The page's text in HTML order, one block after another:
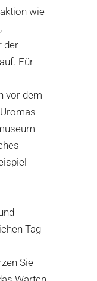
wie
der
Für
vor dem
Tag
Sie